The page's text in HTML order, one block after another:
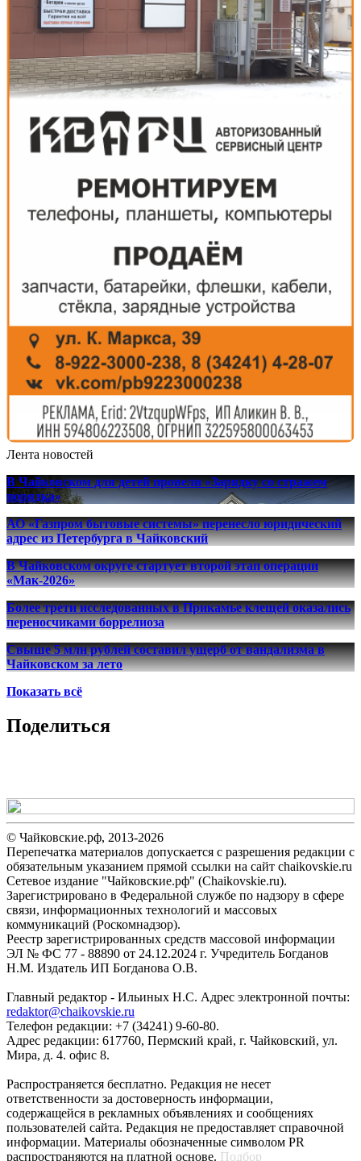
Лента новостей
В Чайковском для детей провели «Зарядку со стражем
порядка»
АО «Газпром бытовые системы» перенесло юридический
адрес из Петербурга в Чайковский
В Чайковском округе стартует второй этап операции
«Мак-2026»
Более трети исследованных в Прикамье клещей оказались
переносчиками боррелиоза
Свыше 5 млн рублей составил ущерб от вандализма в
Чайковском за лето
Показать всё
Поделиться
© Чайковские.рф, 2013-2026
Перепечатка материалов допускается с разрешения редакции с
обязательным указанием прямой ссылки на сайт chaikovskie.ru
Сетевое издание "Чайковские.рф" (Chaikovskie.ru).
Зарегистрировано в Федеральной службе по надзору в сфере
связи, информационных технологий и массовых
коммуникаций (Роскомнадзор).
Реестр зарегистрированных средств массовой информации
ЭЛ № ФС 77 - 88890 от 24.12.2024 г. Учредитель Богданов
Н.М. Издатель ИП Богданова О.В.
Главный редактор - Ильиных Н.С. Адрес электронной почты:
redaktor@chaikovskie.ru
Телефон редакции: +7 (34241) 9-60-80.
Адрес редакции: 617760, Пермский край, г. Чайковский, ул.
Мира, д. 4. офис 8.
Распространяется бесплатно. Редакция не несет
ответственности за достоверность информации,
содержащейся в рекламных объявлениях и сообщениях
пользователей сайта. Редакция не предоставляет справочной
информации. Материалы обозначенные символом PR
распространяются на платной основе. Подбор